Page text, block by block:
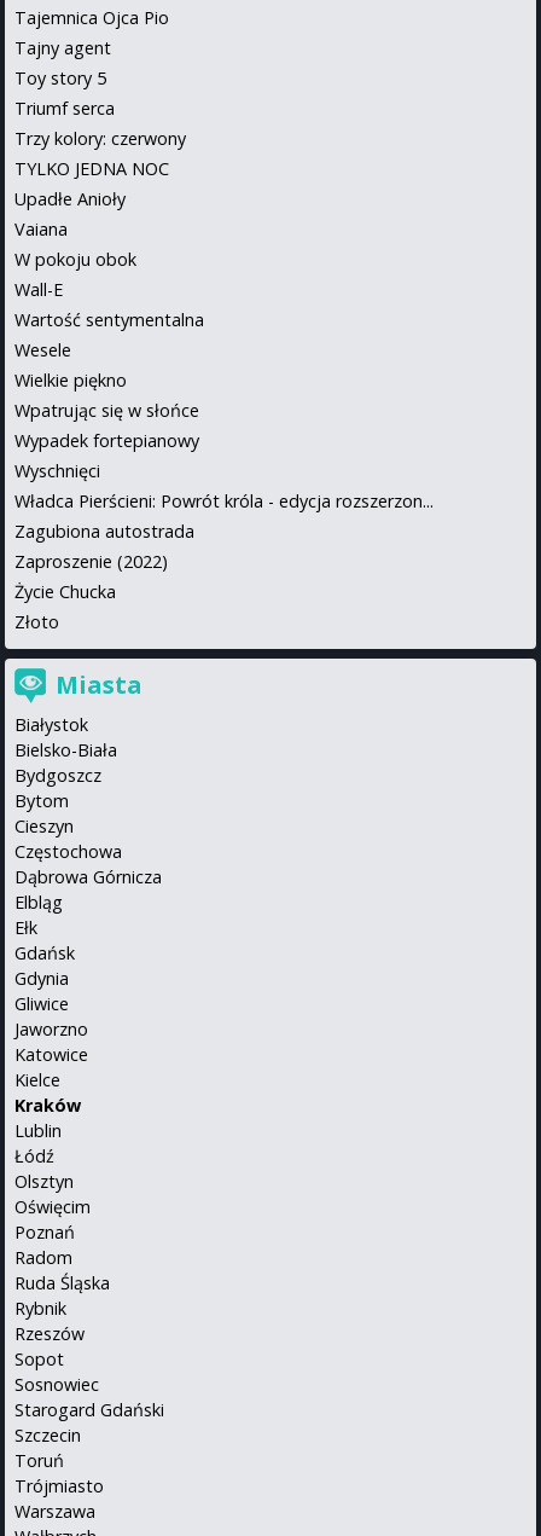
Tajemnica Ojca Pio
Tajny agent
Toy story 5
Triumf serca
Trzy kolory: czerwony
TYLKO JEDNA NOC
Upadłe Anioły
Vaiana
W pokoju obok
Wall-E
Wartość sentymentalna
Wesele
Wielkie piękno
Wpatrując się w słońce
Wypadek fortepianowy
Wyschnięci
Władca Pierścieni: Powrót króla - edycja rozszerzon...
Zagubiona autostrada
Zaproszenie (2022)
Życie Chucka
Złoto
Miasta
Białystok
Bielsko-Biała
Bydgoszcz
Bytom
Cieszyn
Częstochowa
Dąbrowa Górnicza
Elbląg
Ełk
Gdańsk
Gdynia
Gliwice
Jaworzno
Katowice
Kielce
Kraków
Lublin
Łódź
Olsztyn
Oświęcim
Poznań
Radom
Ruda Śląska
Rybnik
Rzeszów
Sopot
Sosnowiec
Starogard Gdański
Szczecin
Toruń
Trójmiasto
Warszawa